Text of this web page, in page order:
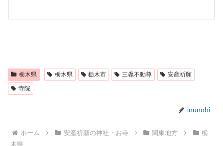
栃木県 栃木県 栃木市 三毳不動尊
安産祈願
寺院
inunohi
ホーム 安産祈願の神社・お寺 関東地方
栃
木県